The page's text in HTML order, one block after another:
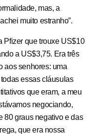
mas, a
muito estranho”.
Pfizer que trouxe US$10
a US$3,75. Era três
aos senhores: uma
essas cláusulas
que eram, a meu
negociando,
80 graus negativo e das
que era nossa